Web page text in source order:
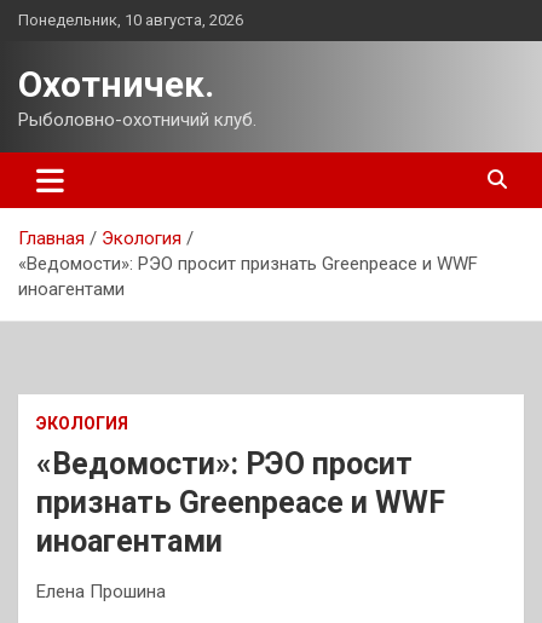
Перейти
Понедельник, 10 августа, 2026
Охотничек.
Рыболовно-охотничий клуб.
Главная
Экология
«Ведомости»: РЭО просит признать Greenpeace и WWF
иноагентами
ЭКОЛОГИЯ
«Ведомости»: РЭО просит
признать Greenpeace и WWF
иноагентами
Елена Прошина